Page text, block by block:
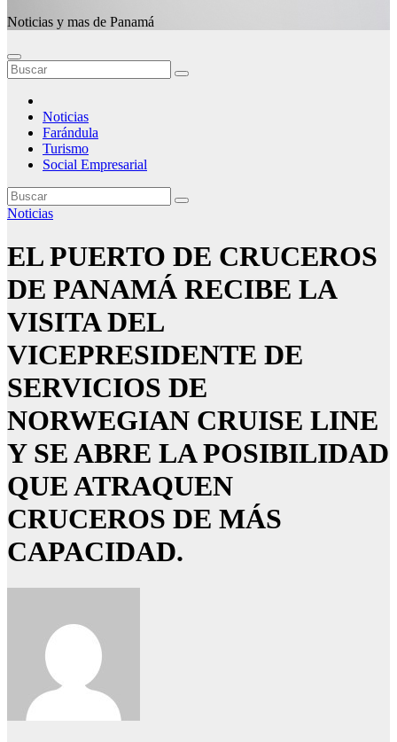
Noticias y mas de Panamá
Noticias
Farándula
Turismo
Social Empresarial
Noticias
EL PUERTO DE CRUCEROS
DE PANAMÁ RECIBE LA
VISITA DEL
VICEPRESIDENTE DE
SERVICIOS DE
NORWEGIAN CRUISE LINE
Y SE ABRE LA POSIBILIDAD
QUE ATRAQUEN
CRUCEROS DE MÁS
CAPACIDAD.